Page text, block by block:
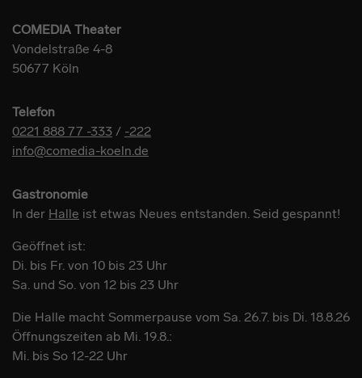
COMEDIA Theater
Vondelstraße 4-8
50677 Köln
Telefon
0221 888 77 -333 / -222
info@comedia-koeln.de
Gastronomie
In der Halle ist etwas Neues entstanden. Seid gespannt!
Geöffnet ist:
Di. bis Fr. von 10 bis 23 Uhr
Sa. und So. von 12 bis 23 Uhr
Die Halle macht Sommerpause vom Sa. 26.7. bis Di. 18.8.26
Öffnungszeiten ab Mi. 19.8.:
Mi. bis So 12-22 Uhr